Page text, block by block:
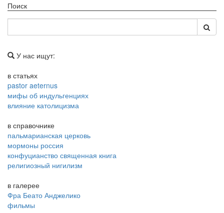
Поиск
У нас ищут:
в статьях
pastor aeternus
мифы об индульгенциях
влияние католицизма
в справочнике
пальмарианская церковь
мормоны россия
конфуцианство священная книга
религиозный нигилизм
в галерее
Фра Беато Анджелико
фильмы